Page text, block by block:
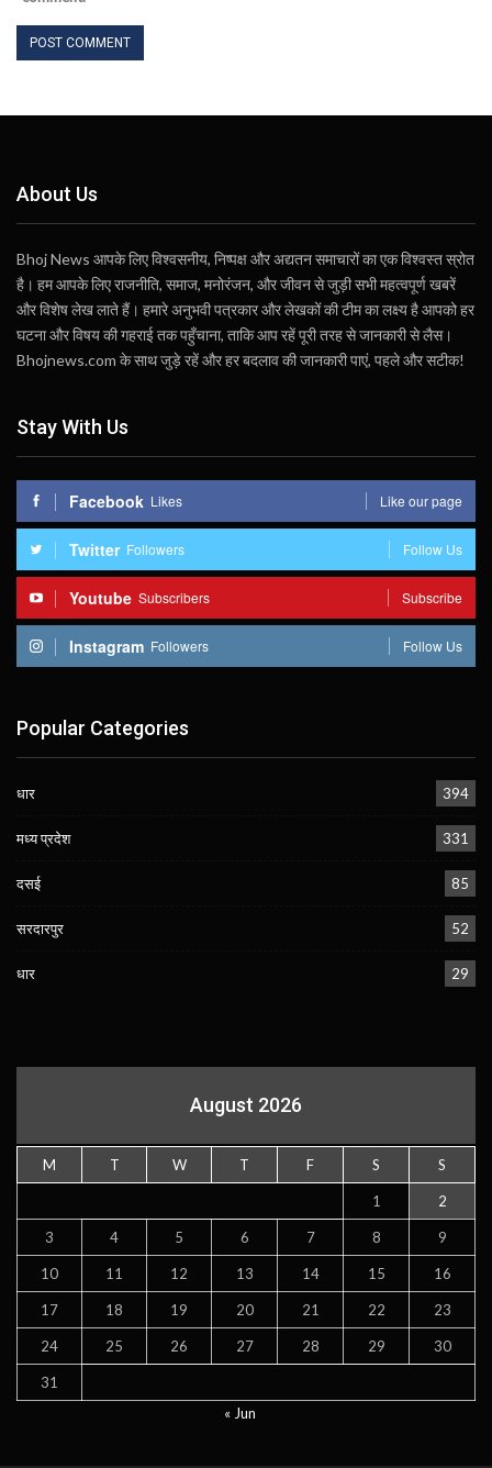
About Us
Bhoj News आपके लिए विश्वसनीय, निष्पक्ष और अद्यतन समाचारों का एक विश्वस्त स्रोत
है। हम आपके लिए राजनीति, समाज, मनोरंजन, और जीवन से जुड़ी सभी महत्वपूर्ण खबरें
और विशेष लेख लाते हैं। हमारे अनुभवी पत्रकार और लेखकों की टीम का लक्ष्य है आपको हर
घटना और विषय की गहराई तक पहुँचाना, ताकि आप रहें पूरी तरह से जानकारी से लैस।
Bhojnews.com के साथ जुड़े रहें और हर बदलाव की जानकारी पाएं, पहले और सटीक!
Stay With Us
Facebook Likes Like our page
Twitter Followers Follow Us
Youtube Subscribers Subscribe
Instagram Followers Follow Us
Popular Categories
धार 394
मध्य प्रदेश 331
दसई 85
सरदारपुर 52
धार 29
August 2026
M T W T F S S
1 2
3 4 5 6 7 8 9
10 11 12 13 14 15 16
17 18 19 20 21 22 23
24 25 26 27 28 29 30
31
« Jun